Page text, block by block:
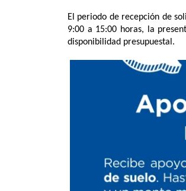
El periodo de recepción de
9:00 a 15:00 horas, la
disponibilidad presupuestal.